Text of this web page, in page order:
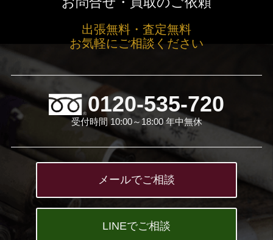
出張無料・査定無料
お気軽にご相談ください
0120-535-720
受付時間 10:00～18:00 年中無休
メールでご相談
LINEでご相談